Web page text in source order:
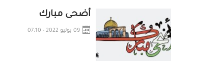
أضحى مبارك
09 يوليو 2022 - 07:10